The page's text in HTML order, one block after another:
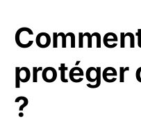
protéger
?